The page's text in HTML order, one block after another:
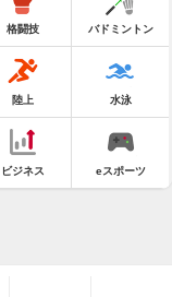
格闘技 バドミントン
陸上 水泳
ビジネス eスポーツ